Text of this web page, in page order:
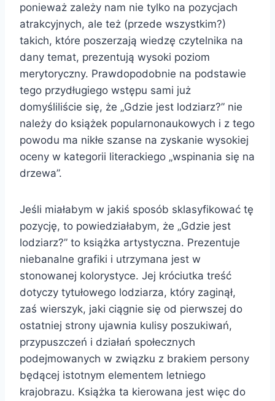
ponieważ zależy nam nie tylko na pozycjach
atrakcyjnych, ale też (przede wszystkim?)
takich, które poszerzają wiedzę czytelnika na
dany temat, prezentują wysoki poziom
merytoryczny. Prawdopodobnie na podstawie
tego przydługiego wstępu sami już
domyśliliście się, że „Gdzie jest lodziarz?” nie
należy do książek popularnonaukowych i z tego
powodu ma nikłe szanse na zyskanie wysokiej
oceny w kategorii literackiego „wspinania się na
drzewa”.
Jeśli miałabym w jakiś sposób sklasyfikować tę
pozycję, to powiedziałabym, że „Gdzie jest
lodziarz?” to książka artystyczna. Prezentuje
niebanalne grafiki i utrzymana jest w
stonowanej kolorystyce. Jej króciutka treść
dotyczy tytułowego lodziarza, który zaginął,
zaś wierszyk, jaki ciągnie się od pierwszej do
ostatniej strony ujawnia kulisy poszukiwań,
przypuszczeń i działań społecznych
podejmowanych w związku z brakiem persony
będącej istotnym elementem letniego
krajobrazu. Książka ta kierowana jest więc do